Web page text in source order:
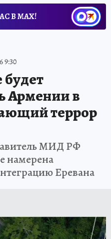
В МАХ!
9:30
Армении в
террор
МИД РФ
намерена
Еревана